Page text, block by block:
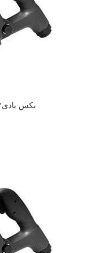
بکس بادی۱/۲-۱ اینگرسولرند IR2945B1